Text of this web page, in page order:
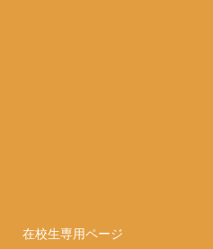
在校生専用ページ